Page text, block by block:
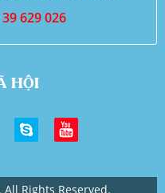
629 026
HỘI
All Rights Reserved.